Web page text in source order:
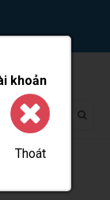
khoản
Thoát